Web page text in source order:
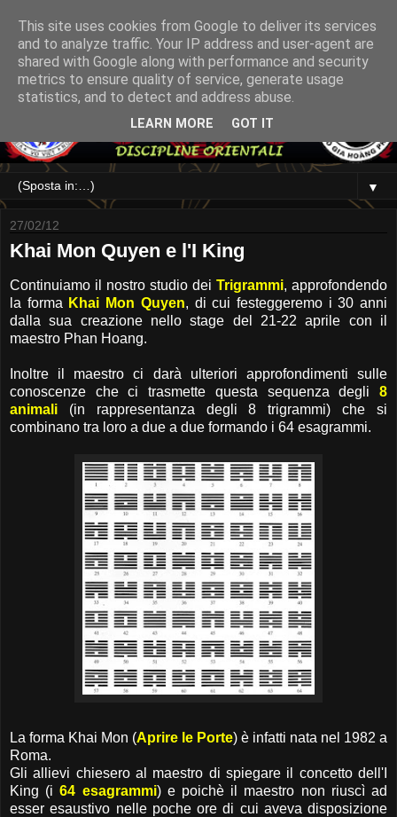
▼
27/02/12
Khai Mon Quyen e l'I King
Continuiamo il nostro studio dei Trigrammi, approfondendo
la forma Khai Mon Quyen, di cui festeggeremo i 30 anni
dalla sua creazione nello stage del 21-22 aprile con il
maestro Phan Hoang.
Inoltre il maestro ci darà ulteriori approfondimenti sulle
conoscenze che ci trasmette questa sequenza degli 8
animali (in rappresentanza degli 8 trigrammi) che si
combinano tra loro a due a due formando i 64 esagrammi.
La forma Khai Mon (Aprire le Porte) è infatti nata nel 1982 a
Roma.
Gli allievi chiesero al maestro di spiegare il concetto dell'I
King (i64 esagrammi) e poichè il maestro non riuscì ad
esser esaustivo nelle poche ore di cui aveva disposizione
This site uses cookies from Google to deliver its services
and to analyze traffic. Your IP address and user-agent are
shared with Google along with performance and security
metrics to ensure quality of service, generate usage
statistics, and to detect and address abuse.
LEARN MORE GOT IT